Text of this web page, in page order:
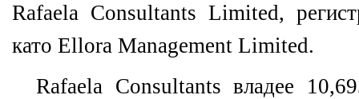
Rafaela Consultants Limited,
като Ellora Management Limited.
Rafaela Consultants владее